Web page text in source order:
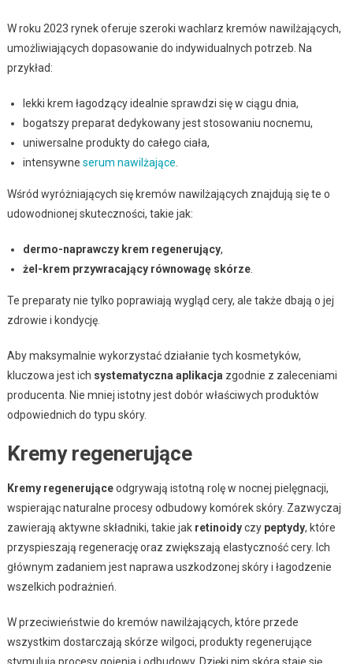
W roku 2023 rynek oferuje szeroki wachlarz kremów nawilżających,
umożliwiających dopasowanie do indywidualnych potrzeb. Na
przykład:
lekki krem łagodzący idealnie sprawdzi się w ciągu dnia,
bogatszy preparat dedykowany jest stosowaniu nocnemu,
uniwersalne produkty do całego ciała,
intensywne serum nawilżające
Wśród wyróżniających się kremów nawilżających znajdują się te o
udowodnionej skuteczności, takie jak:
dermo-naprawczy krem regenerujący,
żel-krem przywracający równowagę skórze.
Te preparaty nie tylko poprawiają wygląd cery, ale także dbają o jej
zdrowie i kondycję.
Aby maksymalnie wykorzystać działanie tych kosmetyków,
kluczowa jest ich systematyczna aplikacja zgodnie z zaleceniami
producenta. Nie mniej istotny jest dobór właściwych produktów
odpowiednich do typu skóry.
Kremy regenerujące
Kremy regenerująceodgrywają istotną rolę w nocnej pielęgnacji,
wspierając naturalne procesy odbudowy komórek skóry. Zazwyczaj
zawierają aktywne składniki, takie jak retinoidyczy peptydy, które
przyspieszają regenerację oraz zwiększają elastyczność cery. Ich
głównym zadaniem jest naprawa uszkodzonej skóry i łagodzenie
wszelkich podrażnień.
W przeciwieństwie do kremów nawilżających, które przede
wszystkim dostarczają skórze wilgoci, produkty regenerujące
stymulują procesy gojenia i odbudowy. Dzięki nim skóra staje się